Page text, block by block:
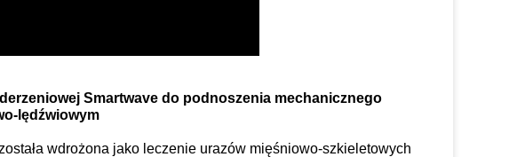
Smartwave do podnoszenia mechanicznego
lędźwiowym
wdrożona jako leczenie urazów mięśniowo-szkieletowych